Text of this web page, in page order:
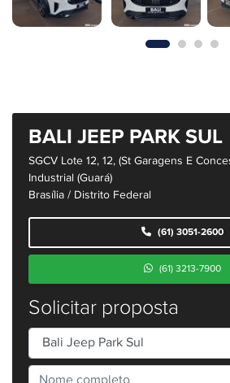
BALI JEEP PARK SUL
SGCV Lote 12, 12, (St Garagens E
Industrial (Guará)
Brasília / Distrito Federal
(61) 3051-2600
(61) 3213-7900
Solicitar proposta